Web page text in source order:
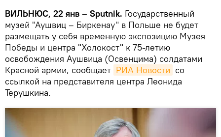
ВИЛЬНЮС, 22 янв – Sputnik. Государственный
музей "Аушвиц – Биркенау" в Польше не будет
размещать у себя временную экспозицию Музея
Победы и центра "Холокост" к 75-летию
освобождения Аушвица (Освенцима) солдатами
Красной армии, сообщает РИА Новости со
ссылкой на представителя центра Леонида
Терушкина.